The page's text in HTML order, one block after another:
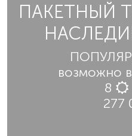
ПАКЕТНЫЙ
возможно
8
277